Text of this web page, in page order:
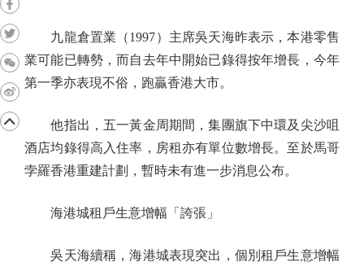
九龍倉置業（1997）主席吳天海昨表示，本港零售
業可能已轉勢，而自去年中開始已錄得按年增長，今年
第一季亦表現不俗，跑贏香港大市。
他指出，五一黃金周期間，集團旗下中環及尖沙咀
酒店均錄得高入住率，房租亦有單位數增長。至於馬哥
孛羅香港重建計劃，暫時未有進一步消息公布。
海港城租戶生意增幅「誇張」
吳天海續稱，海港城表現突出，個別租戶生意增幅